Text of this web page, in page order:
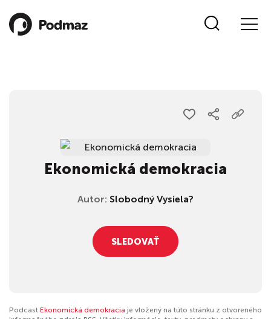
Ekonomická demokracia
Autor: Slobodný Vysiela?
SLEDOVAŤ
Podcast Ekonomická demokracia je vložený na túto stránku z otvoreného